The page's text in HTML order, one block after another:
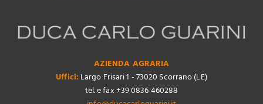
AZIENDA AGRARIA
Uffici: Largo Frisari 1 - 73020 Scorrano (LE)
tel. e fax +39 0836 460288